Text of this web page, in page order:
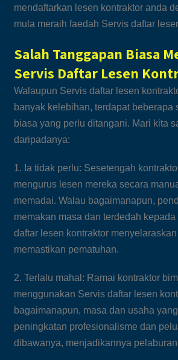
mendaftarkan lesen kontraktor anda
mula meraih faedah Servis daftar
Salah Tanggapan Biasa
Servis Daftar Lesen
Walaupun Servis daftar lesen
banyak kelebihan, terdapat beberapa
biasa yang perlu ditangani. Mari kita
daripadanya:
1. Ia tidak perlu: Sesetengah
mengurus lesen mereka secara
memadai. Walau bagaimanapun,
memakan masa dan terdedah
daftar lesen kontraktor
memastikan pematuhan.
2. Terlalu mahal: Ramai kontraktor
menggunakan Servis daftar lesen
bagaimanapun, masa dan usaha
peningkatan profesionalisme dan
dibawanya, menjadikannya